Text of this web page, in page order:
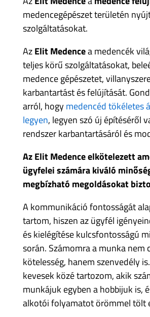
medencegépészet területén
szolgáltatásokat.
AzElit Medencea medencék
teljes körű szolgáltatásokat,
medence gépészetet,
karbantartást és felújítását.
arról, hogymedencéd tökéletes
legyen, legyen szó új építéséről
rendszer karbantartásáról és
Az Elit Medence elkötelezett
ügyfelei számára kiváló
megbízható megoldásokat
A kommunikáció fontosságát
tartom, hiszen az ügyfél
és kielégítése kulcsfontosságú
során. Számomra a munka nem
kötelesség, hanem szenvedély
kevesek közé tartozom, akik
munkájuk egyben a hobbijuk is,
alkotói folyamatot örömmel tölt